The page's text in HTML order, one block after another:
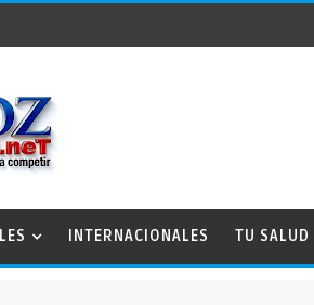
INTERNACIONALES TU SALUD